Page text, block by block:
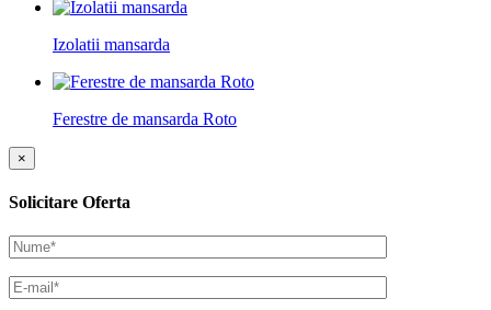
Izolatii mansarda
Ferestre de mansarda Roto
×
Solicitare Oferta